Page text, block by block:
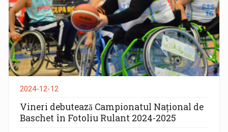
2024-12-12
Vineri debuteazǎ Campionatul Național de
Baschet în Fotoliu Rulant 2024-2025